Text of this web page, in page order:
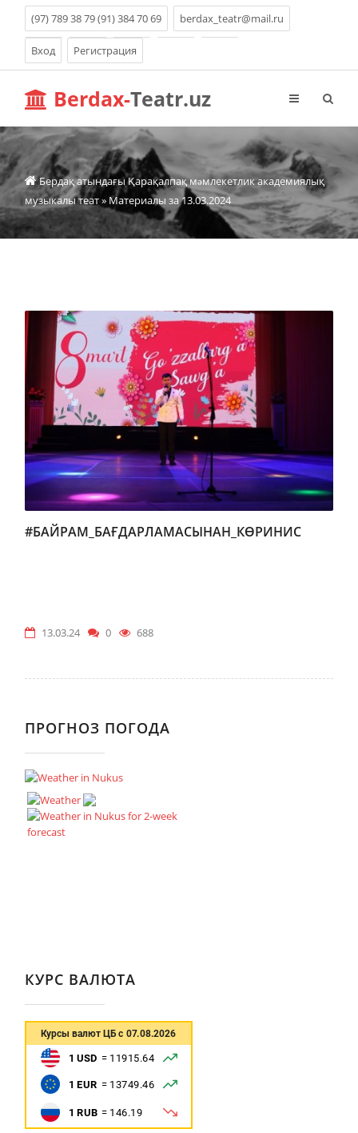
(97) 789 38 79 (91) 384 70 69 berdax_teatr@mail.ru
Вход Регистрация
Berdax-Teatr.uz
Бердақ атындағы Қарақалпақ мəмлекетлик академиялық
музыкалы теат» Материалы за 13.03.2024
#БАЙРАМ_БАҒДАРЛАМАСЫНАН_КӨРИНИС
13.03.24 0 688
ПРОГНОЗ ПОГОДА
КУРС ВАЛЮТА